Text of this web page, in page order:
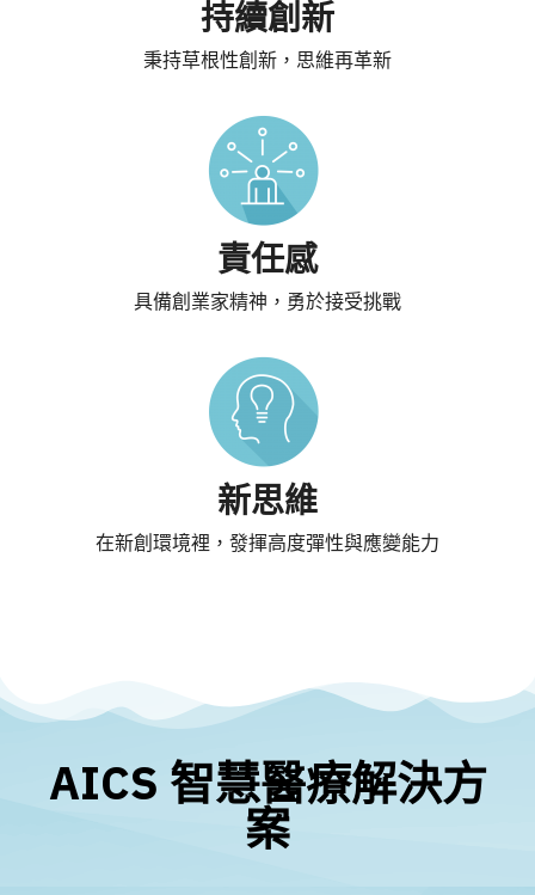
持續創新
秉持草根性創新，思維再革新
責任感
具備創業家精神，勇於接受挑戰
新思維
在新創環境裡，發揮高度彈性與應變能力
AICS 智慧醫療解決方
案